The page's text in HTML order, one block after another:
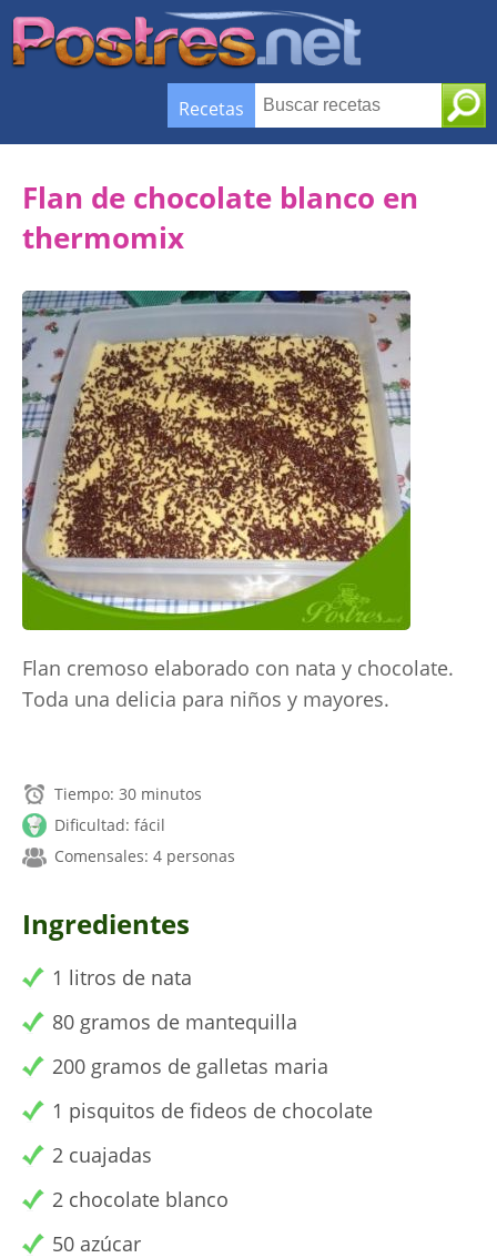
Recetas
Flan de chocolate blanco en
thermomix
Flan cremoso elaborado con nata y chocolate.
Toda una delicia para niños y mayores.
Tiempo: 30 minutos
Dificultad: fácil
Comensales: 4 personas
Ingredientes
1 litros de nata
80 gramos de mantequilla
200 gramos de galletas maria
1 pisquitos de fideos de chocolate
2 cuajadas
2 chocolate blanco
50 azúcar